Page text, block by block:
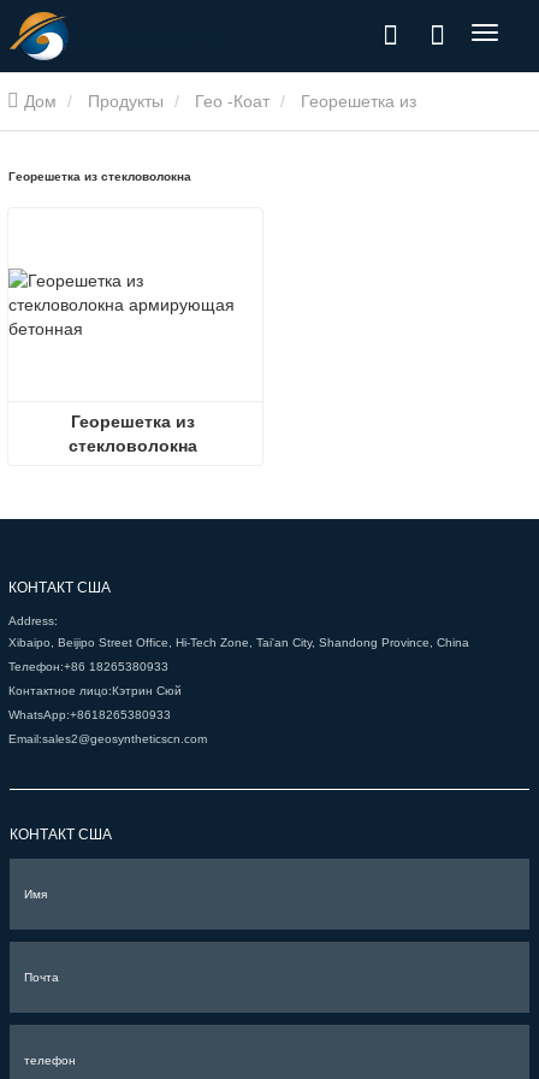
Дом Продукты Гео -Коат
Георешетка из стекловолокна
Георешетка из
стекловолокна
КОНТАКТ США
Address:
Xibaipo, Beijipo Street Office, Hi-Tech Zone, Tai'an City, Shandong Province, China
Телефон:+86 18265380933
Контактное лицо:Кэтрин Сюй
WhatsApp:+8618265380933
Email:sales2@geosyntheticscn.com
КОНТАКТ США